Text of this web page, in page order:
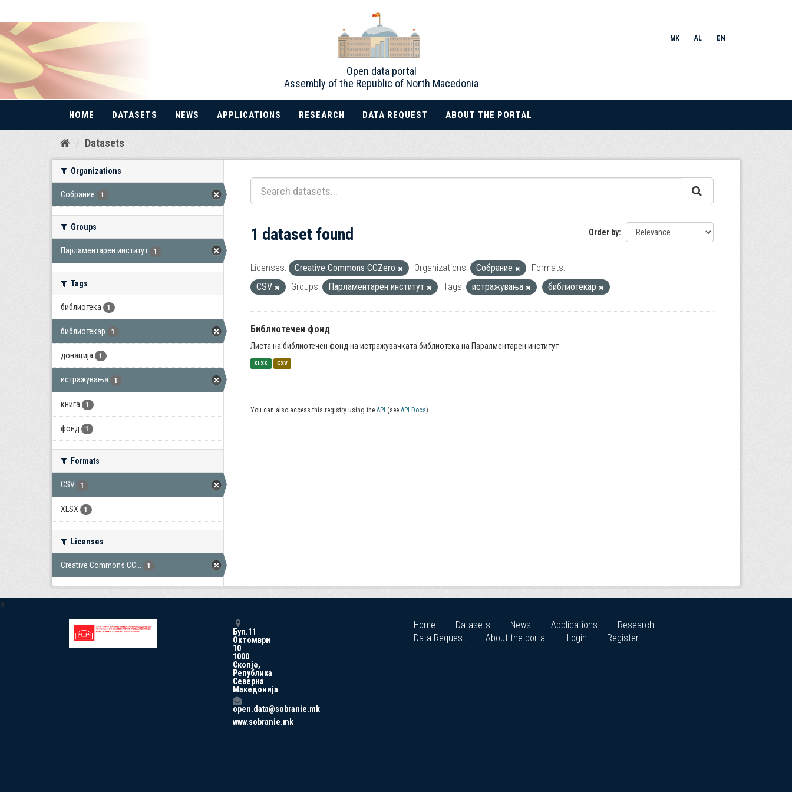
Skip
Open data portal
Assembly of the Republic of North Macedonia
MK AL EN
HOME DATASETS NEWS APPLICATIONS RESEARCH DATA REQUEST ABOUT THE PORTAL
Datasets
Organizations
Собрание 1
Groups
Парламентарен институт 1
Tags
библиотека 1
библиотекар 1
донација 1
истражувања 1
книга 1
фонд 1
Formats
CSV 1
XLSX 1
Licenses
Creative Commons CC... 1
Order by
1 dataset found
Licenses: Creative Commons CCZero Organizations: Собрание
Formats:
CSV
Groups: Парламентарен институт Tags: истражувања библиотекар
Библиотечен фонд
Листа на библиотечен фонд на истражувачката библиотека на Паралментарен институт
XLSX CSV
You can also access this registry using the API (see API Docs).
a
Бул.11
Октомври
10
1000
Скопје,
Република
Северна
Македонија
open.data@sobranie.mk
www.sobranie.mk
Home Datasets News Applications
Research
Data Request
About the portal Login Register